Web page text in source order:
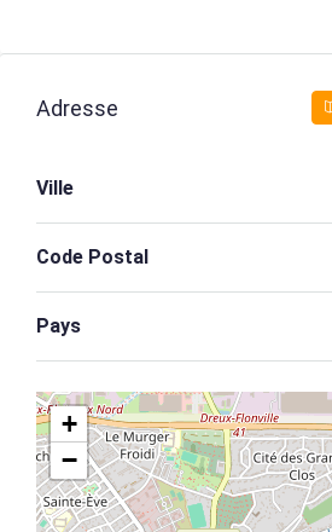
Adresse
Ville
Code Postal
Pays
+
−